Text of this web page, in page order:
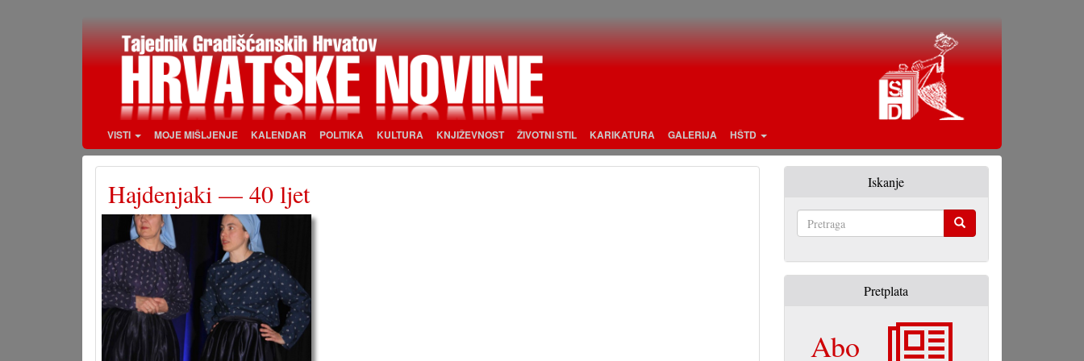
VISTI MOJE MIŠLJENJE KALENDAR POLITIKA KULTURA KNJIŽEVNOST ŽIVOTNI STIL KARIKATURA GALERIJA HŠTD
Hajdenjaki — 40 ljet Iskanje
Pretplata
Abo